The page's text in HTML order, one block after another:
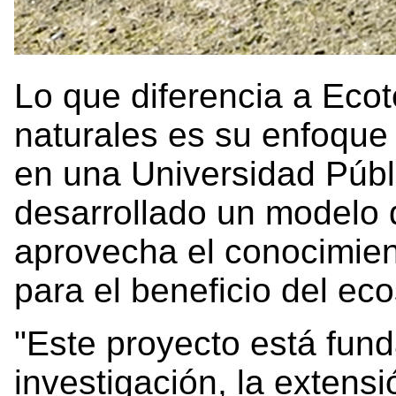
Lo que diferencia a
naturales es su
en una Universidad
desarrollado un modelo
aprovecha el
para el beneficio del
"Este proyecto está
investigación, la